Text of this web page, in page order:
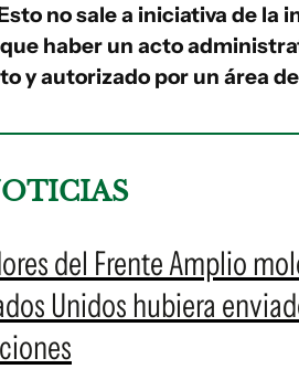
no sale a iniciativa de la
haber un acto
y autorizado por un área
del Frente Amplio
Unidos hubiera